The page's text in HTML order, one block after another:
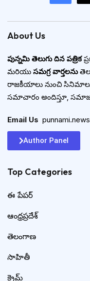
About Us
పున్నమి తెలుగు దిన పత్రిక
మరియు సమగ్ర వార్తలను
రాజకీయాలు నుంచి
సమాచారం అందిస్తూ,
Email Us punnami.news
Author Panel
Top Categories​
ఈ పేపర్
ఆంధ్రప్రదేశ్
తెలంగాణ
సాహితీ
క్రైమ్